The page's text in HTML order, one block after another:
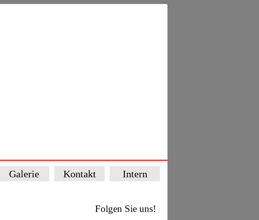
Galerie Kontakt Intern
Folgen Sie uns!